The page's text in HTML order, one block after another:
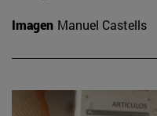
Imagen Manuel Castells